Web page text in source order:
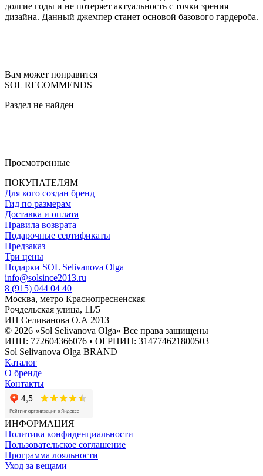
долгие годы и не потеряет актуальность с точки зрения
дизайна. Данный джемпер станет основой базового гардероба.
Вам может понравится
SOL RECOMMENDS
Раздел не найден
Просмотренные
ПОКУПАТЕЛЯМ
Для кого создан бренд
Гид по размерам
Доставка и оплата
Правила возврата
Подарочные сертификаты
Предзаказ
Три цены
Подарки SOL Selivanova Olga
info@solsince2013.ru
8 (915) 044 04 40
Москва, метро Краснопресненская
Рочдельская улица, 11/5
ИП Селиванова О.А 2013
© 2026 «Sol Selivanova Olga» Все права защищены
ИНН: 772604366076 • ОГРНИП: 314774621800503
Sol Selivanova Olga BRAND
Каталог
О бренде
Контакты
ИНФОРМАЦИЯ
Политика конфиденциальности
Пользовательское соглашение
Программа лояльности
Уход за вещами